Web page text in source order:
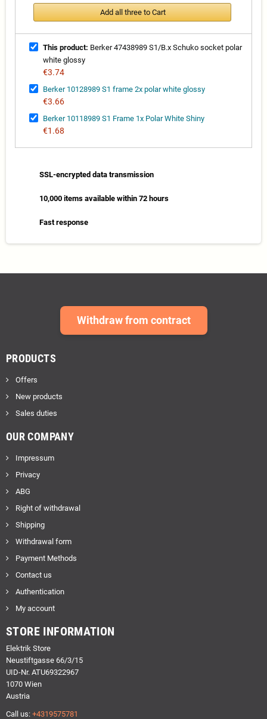
Add all three to Cart
This product: Berker 47438989 S1/B.x Schuko socket polar
white glossy
€3.74
Berker 10128989 S1 frame 2x polar white glossy
€3.66
Berker 10118989 S1 Frame 1x Polar White Shiny
€1.68
SSL-encrypted data transmission
10,000 items available within 72 hours
Fast response
Withdraw from contract
PRODUCTS
Offers
New products
Sales duties
OUR COMPANY
Impressum
Privacy
ABG
Right of withdrawal
Shipping
Withdrawal form
Payment Methods
Contact us
Authentication
My account
STORE INFORMATION
Elektrik Store
Neustiftgasse 66/3/15
UID-Nr. ATU69322967
1070 Wien
Austria
Call us: +4319575781